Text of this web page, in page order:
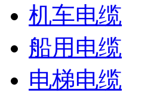
机车电缆
船用电缆
电梯电缆